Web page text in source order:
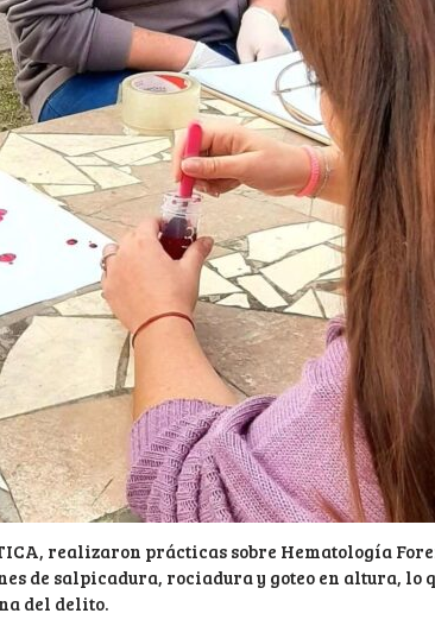
realizaron prácticas sobre Hematología
de salpicadura, rociadura y goteo en altura, lo
del delito.